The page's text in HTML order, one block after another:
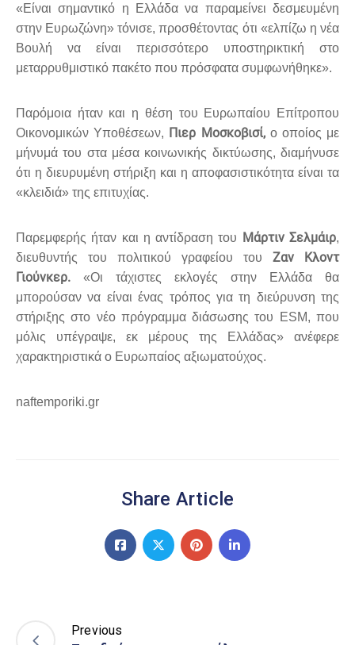
«Είναι σημαντικό η Ελλάδα να παραμείνει δεσμευμένη
στην Ευρωζώνη» τόνισε, προσθέτοντας ότι «ελπίζω η νέα
Βουλή να είναι περισσότερο υποστηρικτική στο
μεταρρυθμιστικό πακέτο που πρόσφατα συμφωνήθηκε».
Παρόμοια ήταν και η θέση του Ευρωπαίου Επίτροπου
Οικονομικών Υποθέσεων, Πιερ Μοσκοβισί,ο οποίος με
μήνυμά του στα μέσα κοινωνικής δικτύωσης, διαμήνυσε
ότι η διευρυμένη στήριξη και η αποφασιστικότητα είναι τα
«κλειδιά» της επιτυχίας.
Παρεμφερής ήταν και η αντίδραση του Μάρτιν Σελμάιρ,
διευθυντής του πολιτικού γραφείου του Ζαν Κλοντ
Γιούνκερ. «Οι τάχιστες εκλογές στην Ελλάδα θα
μπορούσαν να είναι ένας τρόπος για τη διεύρυνση της
στήριξης στο νέο πρόγραμμα διάσωσης του ESM, που
μόλις υπέγραψε, εκ μέρους της Ελλάδας» ανέφερε
χαρακτηριστικά ο Ευρωπαίος αξιωματούχος.
naftemporiki.gr
Share Article
Previous